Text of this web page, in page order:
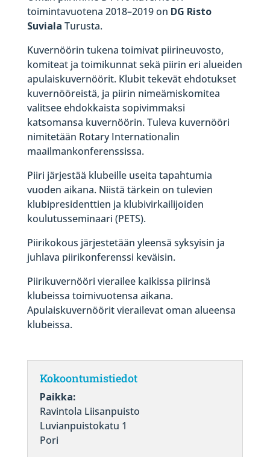
toimintavuotena 2018–2019 on DG Risto
Suviala Turusta.
Kuvernöörin tukena toimivat piirineuvosto,
komiteat ja toimikunnat sekä piirin eri alueiden
apulaiskuvernöörit. Klubit tekevät ehdotukset
kuvernööreistä, ja piirin nimeämiskomitea
valitsee ehdokkaista sopivimmaksi
katsomansa kuvernöörin. Tuleva kuvernööri
nimitetään Rotary Internationalin
maailmankonferenssissa.
Piiri järjestää klubeille useita tapahtumia
vuoden aikana. Niistä tärkein on tulevien
klubipresidenttien ja klubivirkailijoiden
koulutusseminaari (PETS).
Piirikokous järjestetään yleensä syksyisin ja
juhlava piirikonferenssi keväisin.
Piirikuvernööri vierailee kaikissa piirinsä
klubeissa toimivuotensa aikana.
Apulaiskuvernöörit vierailevat oman alueensa
klubeissa.
Kokoontumistiedot
Paikka:
Ravintola Liisanpuisto
Luvianpuistokatu 1
Pori